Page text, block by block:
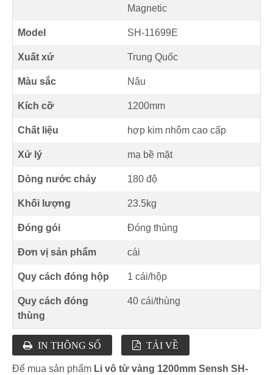
Magnetic
Model SH-11699E
Xuất xứ Trung Quốc
Màu sắc Nâu
Kích cỡ 1200mm
Chất liệu hợp kim nhôm cao cấp
Xử lý mạ bề mặt
Dòng nước chảy 180 độ
Khối lượng 23.5kg
Đóng gói Đóng thùng
Đơn vị sản phẩm cái
Quy cách đóng hộp 1 cái/hộp
Quy cách đóng
thùng
40 cái/thùng
IN THÔNG SỐ TẢI VỀ
Để mua sản phẩm Li vô từ vàng 1200mm Sensh SH-